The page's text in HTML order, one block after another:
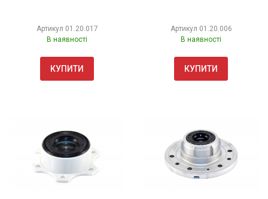
Артикул 01.20.017
В наявності
КУПИТИ
Артикул 01.20.006
В наявності
КУПИТИ